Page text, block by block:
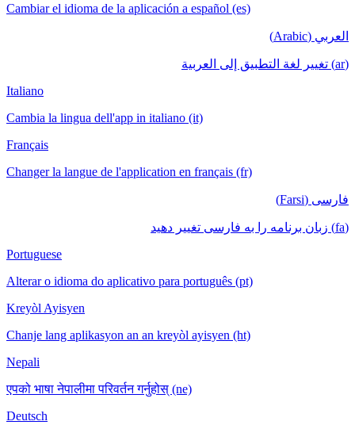
Cambiar el idioma de la aplicación a español (es)
العربي (Arabic)
(ar) تغيير لغة التطبيق إلى العربية
Italiano
Cambia la lingua dell'app in italiano (it)
Français
Changer la langue de l'application en français (fr)
فارسی (Farsi)
(fa) زبان برنامه را به فارسی تغییر دهید
Portuguese
Alterar o idioma do aplicativo para português (pt)
Kreyòl Ayisyen
Chanje lang aplikasyon an an kreyòl ayisyen (ht)
Nepali
एपको भाषा नेपालीमा परिवर्तन गर्नुहोस् (ne)
Deutsch